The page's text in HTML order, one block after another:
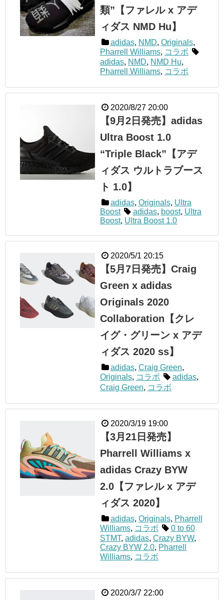
類”【ファレル x アデ
ィダス NMD Hu】
adidas, NMD, Originals,
Pharrell Williams, コラボ
adidas, NMD, NMD Hu,
Pharrell Williams, コラボ
2020/8/27 20:00
【9月2日発売】adidas
Ultra Boost 1.0
“Triple Black”【アデ
ィダス ウルトラブース
ト 1.0】
adidas, Originals, Ultra
Boost
adidas, boost, Ultra
Boost, Ultra Boost 1.0
2020/5/1 20:15
【5月7日発売】Craig
Green x adidas
Originals 2020
Collaboration【クレ
イグ・グリーン x アデ
ィダス 2020 ss】
adidas, Craig Green,
Originals, コラボ adidas,
Craig Green, コラボ
2020/3/19 19:00
【3月21日発売】
Pharrell Williams x
adidas Crazy BYW
2.0【ファレル x アデ
ィダス 2020】
adidas, Originals, Pharrell
Williams, コラボ
0 to 60
STMT, adidas, Crazy BYW,
Crazy BYW 2.0, Pharrell
Williams, コラボ
2020/3/7 22:00